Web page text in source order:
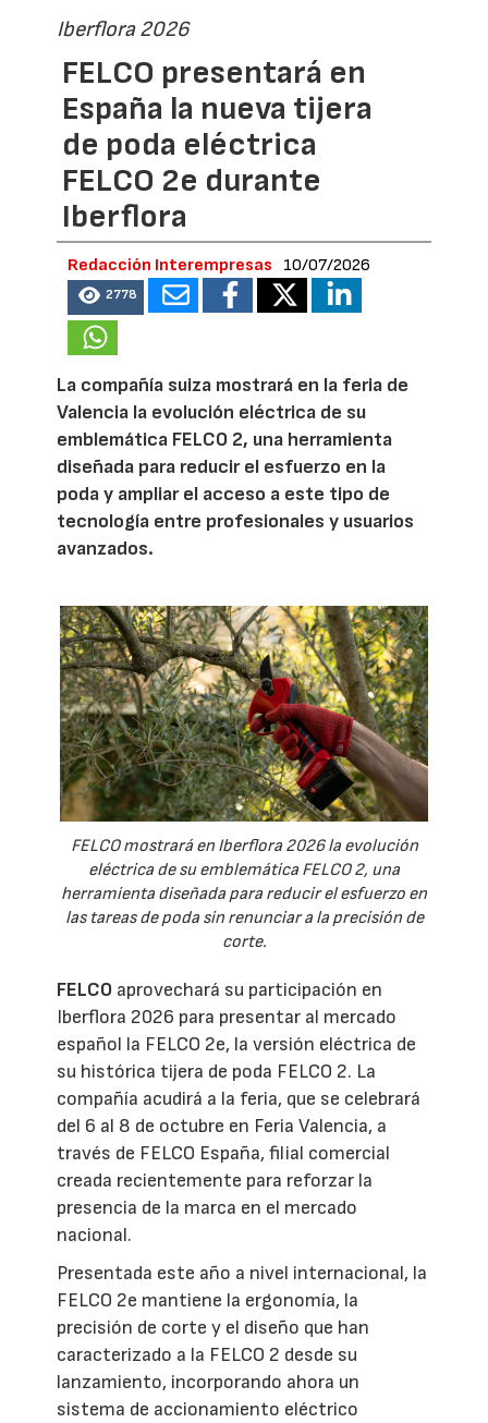
Iberflora 2026
FELCO presentará en
España la nueva tijera
de poda eléctrica
FELCO 2e durante
Iberflora
Redacción Interempresas 10/07/2026
2778
La compañía suiza mostrará en la feria de
Valencia la evolución eléctrica de su
emblemática FELCO 2, una herramienta
diseñada para reducir el esfuerzo en la
poda y ampliar el acceso a este tipo de
tecnología entre profesionales y usuarios
avanzados.
FELCO mostrará en Iberflora 2026 la evolución
eléctrica de su emblemática FELCO 2, una
herramienta diseñada para reducir el esfuerzo en
las tareas de poda sin renunciar a la precisión de
corte.
FELCO aprovechará su participación en
Iberflora 2026 para presentar al mercado
español la FELCO 2e, la versión eléctrica de
su histórica tijera de poda FELCO 2. La
compañía acudirá a la feria, que se celebrará
del 6 al 8 de octubre en Feria Valencia, a
través de FELCO España, filial comercial
creada recientemente para reforzar la
presencia de la marca en el mercado
nacional.
Presentada este año a nivel internacional, la
FELCO 2e mantiene la ergonomía, la
precisión de corte y el diseño que han
caracterizado a la FELCO 2 desde su
lanzamiento, incorporando ahora un
sistema de accionamiento eléctrico